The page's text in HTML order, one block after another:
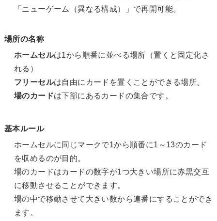
「ニューゲーム（異なる構成）」で再開可能。
場所の名称
ホームセルは1から順番に並べる場所（置くと固定化さ
れる）
フリーセルは自由にカードを置くことができる場所。
場のカードは下部にあるカードの集合です。
基本ルール
ホームセルに同じマークで1から順番に1～13のカード
を収めるのが目的。
場のカードはカードの数字が1つ大きい場所に赤黒交互
に移動させることができます。
場の中で移動させて大きい数から連番にすることができ
ます。